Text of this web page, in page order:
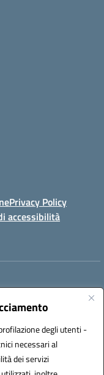
degli utenti -
necessari al
dei servizi
Privacy Policy
accessibilità
clcc_063